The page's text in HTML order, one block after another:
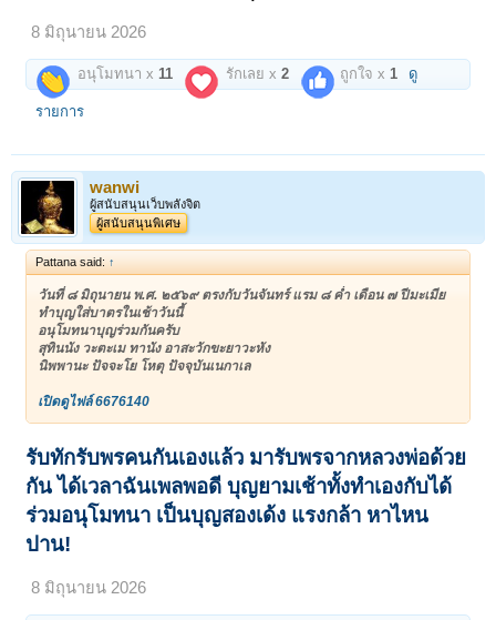
8 มิถุนายน 2026
อนุโมทนา x11 รักเลย x2 ถูกใจ x1 ดู
รายการ
wanwi
ผู้สนับสนุนเว็บพลังจิต
ผู้สนับสนุนพิเศษ
Pattana said: ↑
วันที่ ๘ มิถุนายน พ.ศ. ๒๕๖๙ ตรงกับวันจันทร์ แรม ๘ ค่ำ เดือน ๗ ปีมะเมีย
ทำบุญใส่บาตรในเช้าวันนี้
อนุโมทนาบุญร่วมกันครับ
สุทินนัง วะตะเม ทานัง อาสะวักขะยาวะหัง
นิพพานะ ปัจจะโย โหตุ ปัจจุบันเนกาเล
เปิดดูไฟล์ 6676140
รับทักรับพรคนกันเองแล้ว มารับพรจากหลวงพ่อด้วย
กัน ได้เวลาฉันเพลพอดี บุญยามเช้าทั้งทำเองกับได้
ร่วมอนุโมทนา เป็นบุญสองเด้ง แรงกล้า หาไหน
ปาน!
8 มิถุนายน 2026